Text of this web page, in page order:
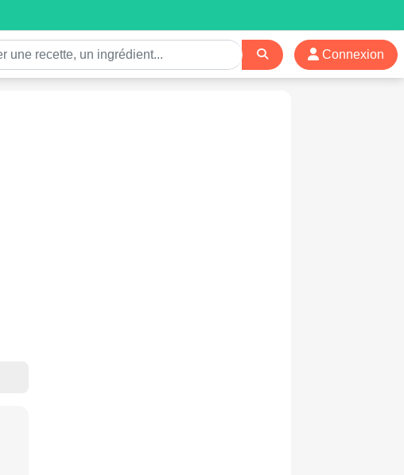
Connexion